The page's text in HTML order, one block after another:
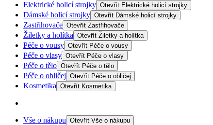
Elektrické holicí strojky Otevřít Elektrické holicí strojky
Dámské holicí strojky Otevřít Dámské holicí strojky
Zastřihovače Otevřít Zastřihovače
Žiletky a holítka Otevřít Žiletky a holítka
Péče o vousy Otevřít Péče o vousy
Péče o vlasy Otevřít Péče o vlasy
Péče o tělo Otevřít Péče o tělo
Péče o obličej Otevřít Péče o obličej
Kosmetika Otevřít Kosmetika
|
Vše o nákupu Otevřít Vše o nákupu